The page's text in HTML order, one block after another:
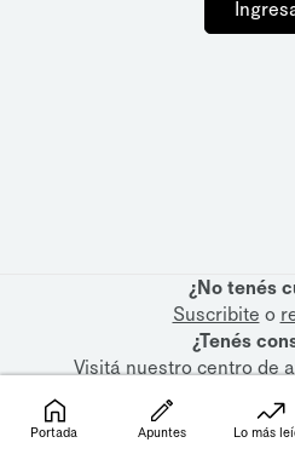
¿No tenés
Suscribite o
¿Tenés
Visitá nuestrocentro de
Portada Apuntes Lo más